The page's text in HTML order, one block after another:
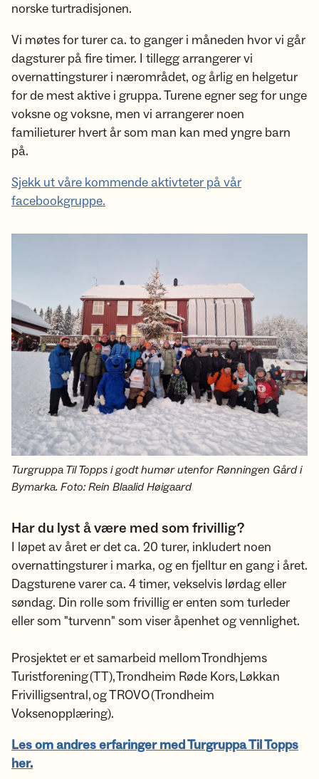
norske turtradisjonen.
Vi møtes for turer ca. to ganger i måneden hvor vi går
dagsturer på fire timer. I tillegg arrangerer vi
overnattingsturer i nærområdet, og årlig en helgetur
for de mest aktive i gruppa. Turene egner seg for unge
voksne og voksne, men vi arrangerer noen
familieturer hvert år som man kan med yngre barn
på.
Sjekk ut våre kommende aktivteter på vår
facebookgruppe.
Turgruppa Til Topps i godt humør utenfor Rønningen Gård i
Bymarka. Foto: Rein Blaalid Høigaard
Har du lyst å være med som frivillig?
I løpet av året er det ca. 20 turer, inkludert noen
overnattingsturer i marka, og en fjelltur en gang i året.
Dagsturene varer ca. 4 timer, vekselvis lørdag eller
søndag. Din rolle som frivillig er enten som turleder
eller som "turvenn" som viser åpenhet og vennlighet.
Prosjektet er et samarbeid mellom Trondhjems
Turistforening (TT), Trondheim Røde Kors, Løkkan
Frivilligsentral, og TROVO (Trondheim
Voksenopplæring).
Les om andres erfaringer med Turgruppa Til Topps
her.